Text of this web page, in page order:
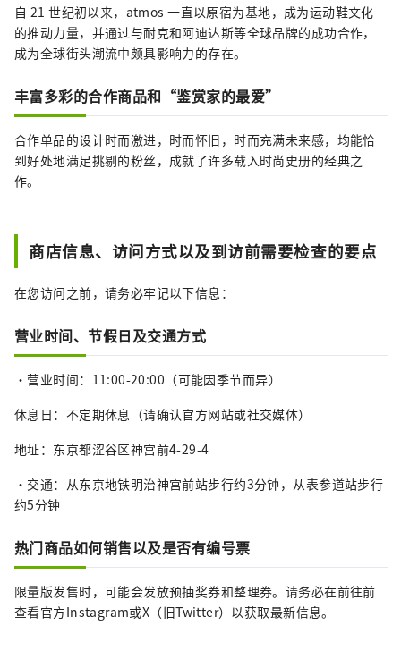
自 21 世纪初以来，atmos 一直以原宿为基地，成为运动鞋文化
的推动力量，并通过与耐克和阿迪达斯等全球品牌的成功合作，
成为全球街头潮流中颇具影响力的存在。
丰富多彩的合作商品和“鉴赏家的最爱”
合作单品的设计时而激进，时而怀旧，时而充满未来感，均能恰
到好处地满足挑剔的粉丝，成就了许多载入时尚史册的经典之
作。
商店信息、访问方式以及到访前需要检查的要点
在您访问之前，请务必牢记以下信息：
营业时间、节假日及交通方式
•营业时间：11:00-20:00（可能因季节而异）
休息日：不定期休息（请确认官方网站或社交媒体）
地址：东京都涩谷区神宫前4-29-4
•交通：从东京地铁明治神宫前站步行约3分钟，从表参道站步行
约5分钟
热门商品如何销售以及是否有编号票
限量版发售时，可能会发放预抽奖券和整理券。请务必在前往前
查看官方Instagram或X（旧Twitter）以获取最新信息。